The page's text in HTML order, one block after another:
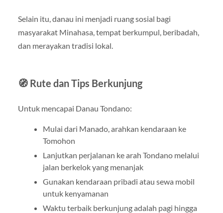
Selain itu, danau ini menjadi ruang sosial bagi
masyarakat Minahasa, tempat berkumpul, beribadah,
dan merayakan tradisi lokal.
🧭 Rute dan Tips Berkunjung
Untuk mencapai Danau Tondano:
Mulai dari Manado, arahkan kendaraan ke
Tomohon
Lanjutkan perjalanan ke arah Tondano melalui
jalan berkelok yang menanjak
Gunakan kendaraan pribadi atau sewa mobil
untuk kenyamanan
Waktu terbaik berkunjung adalah pagi hingga